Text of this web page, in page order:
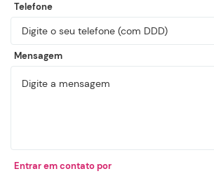
Telefone
Mensagem
Entrar em contato por